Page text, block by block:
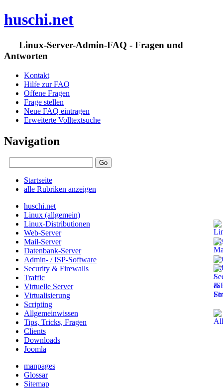
huschi.net
Linux-Server-Admin-FAQ - Fragen und
Antworten
Kontakt
Hilfe zur FAQ
Offene Fragen
Frage stellen
Neue FAQ eintragen
Erweiterte Volltextsuche
Navigation
Startseite
alle Rubriken anzeigen
huschi.net
Linux (allgemein)
Linux-Distributionen
Web-Server
Mail-Server
Datenbank-Server
Admin- / ISP-Software
Security & Firewalls
Traffic
Virtuelle Server
Virtualisierung
Scripting
Allgemeinwissen
Tips, Tricks, Fragen
Clients
Downloads
Joomla
manpages
Glossar
Sitemap